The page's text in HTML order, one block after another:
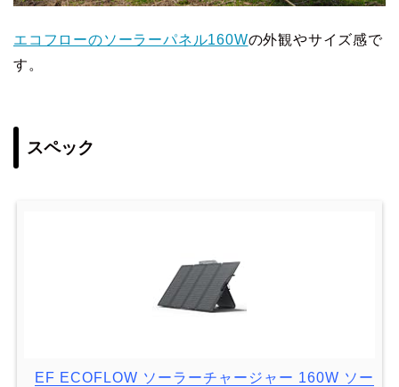
エコフローのソーラーパネル160Wの外観やサイズ感で
す。
スペック
EF ECOFLOW ソーラーチャージャー 160W ソー